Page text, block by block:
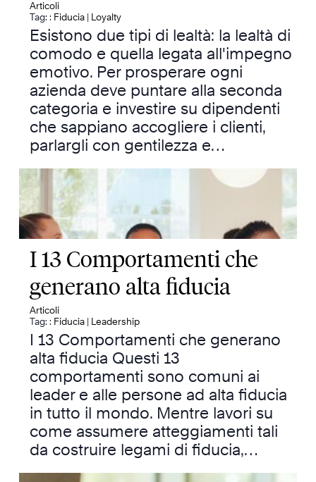
Articoli
Tag: : Fiducia | Loyalty
Esistono due tipi di lealtà: la lealtà di
comodo e quella legata all'impegno
emotivo. Per prosperare ogni
azienda deve puntare alla seconda
categoria e investire su dipendenti
che sappiano accogliere i clienti,
parlargli con gentilezza e…
I 13 Comportamenti che
generano alta fiducia
Articoli
Tag: : Fiducia | Leadership
I 13 Comportamenti che generano
alta fiducia Questi 13
comportamenti sono comuni ai
leader e alle persone ad alta fiducia
in tutto il mondo. Mentre lavori su
come assumere atteggiamenti tali
da costruire legami di fiducia,…